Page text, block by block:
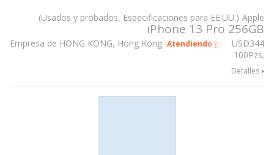
Usados y probados, Especificaciones para EE.UU. Apple
iPhone 13 Pro 256GB
USD344
100Pzs.
Empresa de HONG KONG, Hong Kong Atendiendo gsmX Hong
Detalles